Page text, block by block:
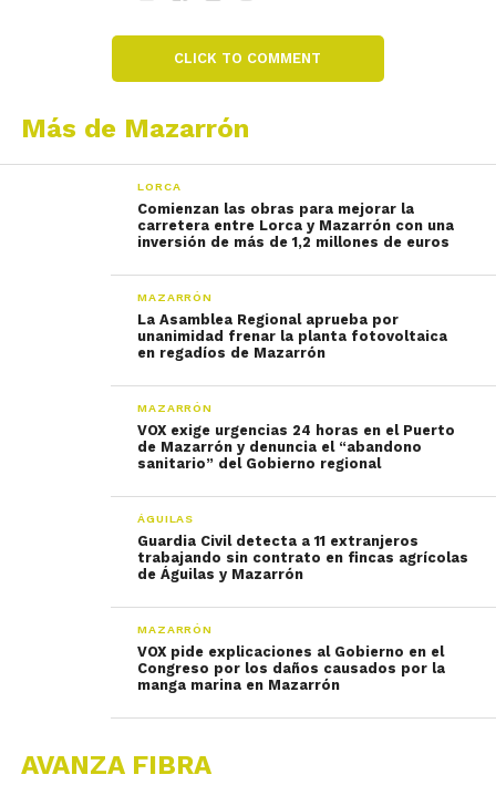
CLICK TO COMMENT
Más de Mazarrón
LORCA
Comienzan las obras para mejorar la
carretera entre Lorca y Mazarrón con una
inversión de más de 1,2 millones de euros
MAZARRÓN
La Asamblea Regional aprueba por
unanimidad frenar la planta fotovoltaica
en regadíos de Mazarrón
MAZARRÓN
VOX exige urgencias 24 horas en el Puerto
de Mazarrón y denuncia el “abandono
sanitario” del Gobierno regional
ÁGUILAS
Guardia Civil detecta a 11 extranjeros
trabajando sin contrato en fincas agrícolas
de Águilas y Mazarrón
MAZARRÓN
VOX pide explicaciones al Gobierno en el
Congreso por los daños causados por la
manga marina en Mazarrón
AVANZA FIBRA